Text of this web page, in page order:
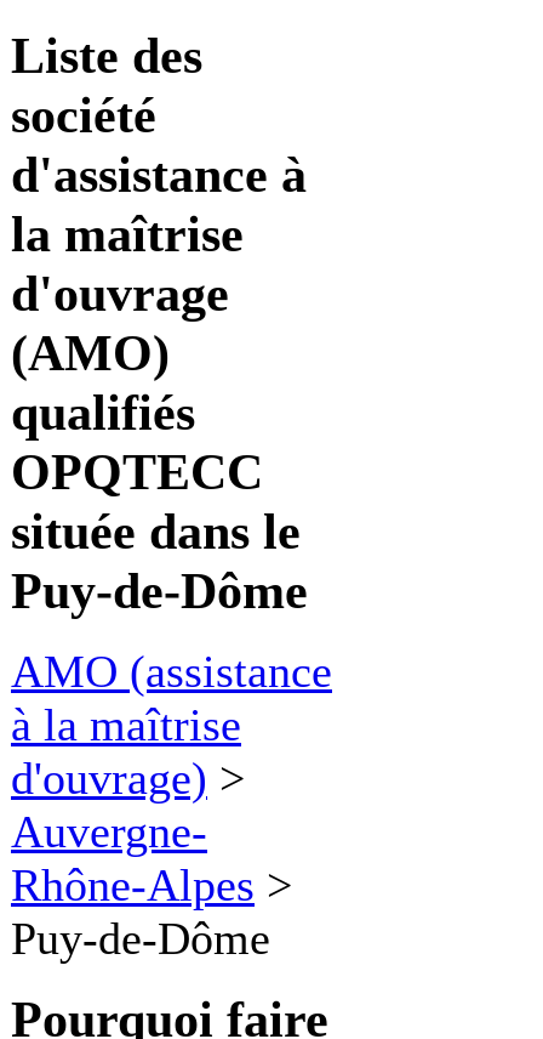
Liste des
société
d'assistance à
la maîtrise
d'ouvrage
(AMO)
qualifiés
OPQTECC
située dans le
Puy-de-Dôme
AMO (assistance
à la maîtrise
d'ouvrage) >
Auvergne-
Rhône-Alpes >
Puy-de-Dôme
Pourquoi faire